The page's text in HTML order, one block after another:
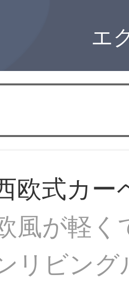
エ
欧式カー
風が軽
リビン